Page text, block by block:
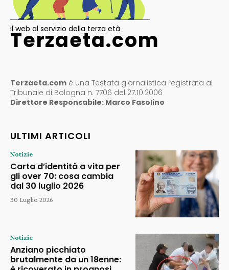
il web al servizio della terza età
Terzaeta.com
Terzaeta.com è una Testata giornalistica registrata al
Tribunale di Bologna n. 7706 del 27.10.2006
Direttore Responsabile: Marco Fasolino
ULTIMI ARTICOLI
Notizie
Carta d’identità a vita per
gli over 70: cosa cambia
dal 30 luglio 2026
30 Luglio 2026
Notizie
Anziano picchiato
brutalmente da un 18enne: